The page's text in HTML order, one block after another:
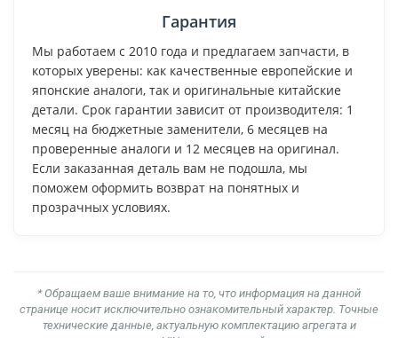
Гарантия
Мы работаем с 2010 года и предлагаем запчасти, в
которых уверены: как качественные европейские и
японские аналоги, так и оригинальные китайские
детали. Срок гарантии зависит от производителя: 1
месяц на бюджетные заменители, 6 месяцев на
проверенные аналоги и 12 месяцев на оригинал.
Если заказанная деталь вам не подошла, мы
поможем оформить возврат на понятных и
прозрачных условиях.
* Обращаем ваше внимание на то, что информация на данной
странице носит исключительно ознакомительный характер. Точные
технические данные, актуальную комплектацию агрегата и